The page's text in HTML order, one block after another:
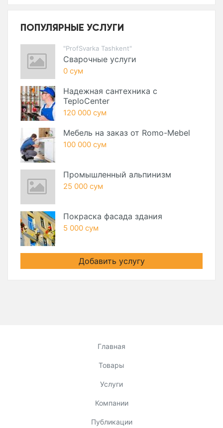
ПОПУЛЯРНЫЕ УСЛУГИ
"ProfSvarka Tashkent"
Сварочные услуги
0 сум
Надежная сантехника с
TeploCenter
120 000 сум
Мебель на заказ от Romo-Mebel
100 000 сум
Промышленный альпинизм
25 000 сум
Покраска фасада здания
5 000 сум
Добавить услугу
Главная
Товары
Услуги
Компании
Публикации